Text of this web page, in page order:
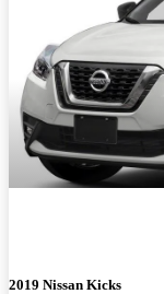
2019 Nissan Kicks